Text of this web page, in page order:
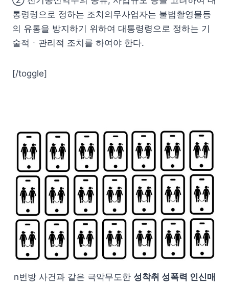
통령령으로 정하는 조치의무사업자는 불법촬영물등
의 유통을 방지하기 위하여 대통령령으로 정하는 기
술적ㆍ관리적 조치를 하여야 한다.
[/toggle]
n번방 사건과 같은 극악무도한 성착취 성폭력 인신매